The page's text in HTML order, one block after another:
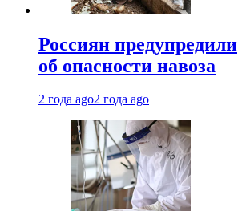
Россиян предупредили
об опасности навоза
2 года ago2 года ago